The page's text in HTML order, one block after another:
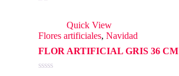
Quick View
Flores artificiales,Navidad
FLOR ARTIFICIAL GRIS 36 CM